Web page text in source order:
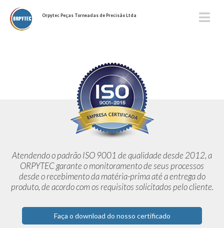
Orpytec Peças Torneadas de Precisão Ltda
Atendendo o padrão ISO 9001 de qualidade desde 2012,a
ORPYTEC garante o monitoramento de seus processos
desde orecebimento da matéria-prima até a entrega do
produto, de acordocom os requisitos solicitados pelo cliente.
Faça o download do nosso certificado